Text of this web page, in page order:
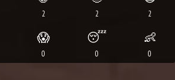
2 2 2
😱
0
😴
0
👶
0